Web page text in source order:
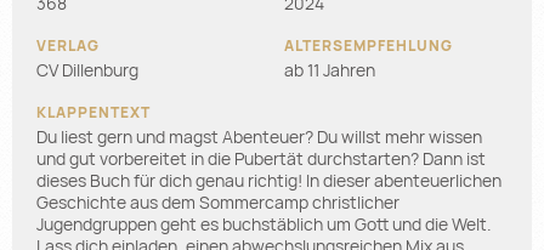
CV Dillenburg ab 11 Jahren
Du liest gern und magst Abenteuer? Du willst mehr wissen
und gut vorbereitet in die Pubertät durchstarten? Dann ist
dieses Buch für dich genau richtig! In dieser abenteuerlichen
Geschichte aus dem Sommercamp christlicher
Jugendgruppen geht es buchstäblich um Gott und die Welt.